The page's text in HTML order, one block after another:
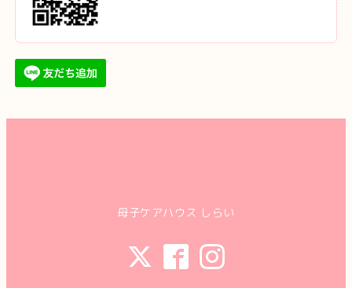
母子ケアハウス しらい